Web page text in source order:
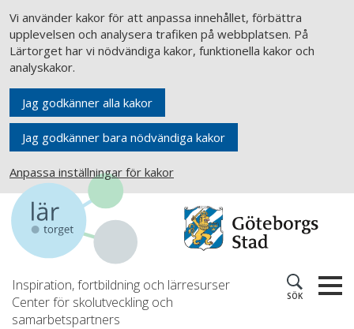
Vi använder kakor för att anpassa innehållet, förbättra
upplevelsen och analysera trafiken på webbplatsen. På
Lärtorget har vi nödvändiga kakor, funktionella kakor och
analyskakor.
Jag godkänner alla kakor
Jag godkänner bara nödvändiga kakor
Anpassa inställningar för kakor
Inspiration, fortbildning och lärresurser
Center för skolutveckling och
samarbetspartners
SÖK